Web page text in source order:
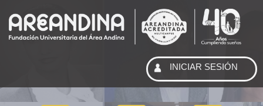
INICIAR SESIÓN